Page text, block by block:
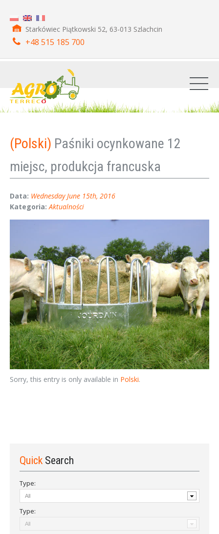
Starkówiec Piątkowski 52, 63-013 Szlachcin
+48 515 185 700
(Polski) Paśniki ocynkowane 12
miejsc, produkcja francuska
Data: Wednesday June 15th, 2016
Kategoria: Aktualności
Sorry, this entry is only available in Polski.
Quick Search
Type:
Type: